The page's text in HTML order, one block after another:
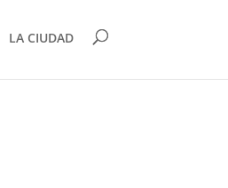
LA CIUDAD